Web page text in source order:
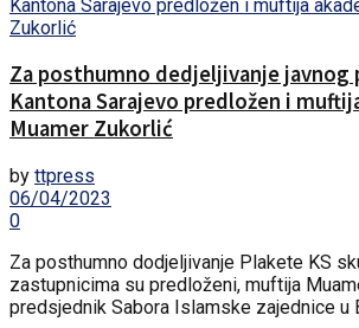
Za posthumno dedjeljivanje javnog
Kantona Sarajevo predložen i
Muamer Zukorlić
by ttpress
06/04/2023
0
Za posthumno dodjeljivanje Plakete KS
zastupnicima su predloženi, muftija
predsjednik Sabora Islamske zajednice u